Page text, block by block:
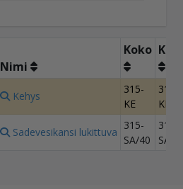
Nimi
Koko
Kehys
315-
KE
315-
KE
Sadevesikansi lukittuva
315-
SA/40
315-
SA/